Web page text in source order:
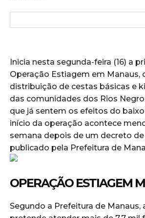
Inicia nesta segunda-feira (16) a
Operação Estiagem em Manaus,
distribuição de cestas básicas e
das comunidades dos Rios
que já sentem os efeitos do
início da operação acontece
semana depois de um decreto
publicado pela Prefeitura de
OPERAÇÃO ESTIAGEM
Segundo a Prefeitura de Manaus,